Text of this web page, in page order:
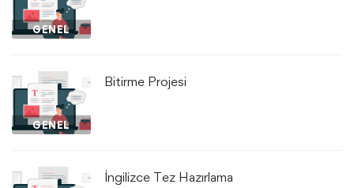
GENEL
GENEL
Bitirme Projesi
İngilizce Tez Hazırlama